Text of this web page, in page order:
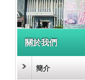
關於我們
簡介